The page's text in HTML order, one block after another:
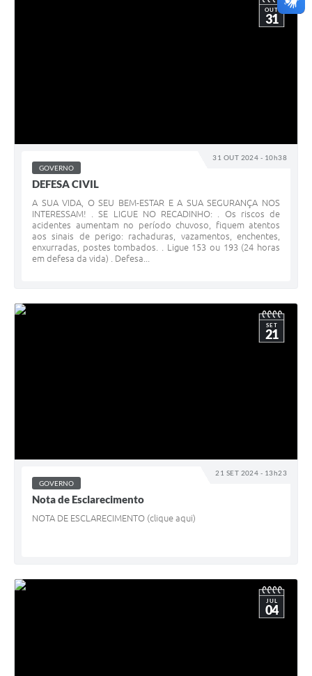
31 OUT 2024 - 10h38
OUT
31
GOVERNO
DEFESA CIVIL
A SUA VIDA, O SEU BEM-ESTAR E A SUA SEGURANÇA NOS
INTERESSAM! . SE LIGUE NO RECADINHO: . Os riscos de
acidentes aumentam no período chuvoso, fiquem atentos
aos sinais de perigo: rachaduras, vazamentos, enchentes,
enxurradas, postes tombados. . Ligue 153 ou 193 (24 horas
em defesa da vida) . Defesa...
21 SET 2024 - 13h23
SET
21
GOVERNO
Nota de Esclarecimento
NOTA DE ESCLARECIMENTO (clique aqui)
JUL
04